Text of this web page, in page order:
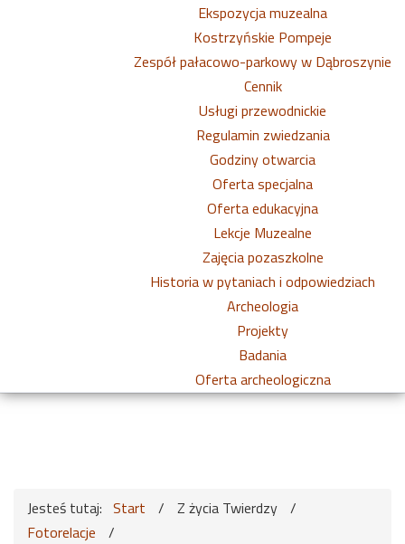
Ekspozycja muzealna
Kostrzyńskie Pompeje
Zespół pałacowo-parkowy w Dąbroszynie
Cennik
Usługi przewodnickie
Regulamin zwiedzania
Godziny otwarcia
Oferta specjalna
Oferta edukacyjna
Lekcje Muzealne
Zajęcia pozaszkolne
Historia w pytaniach i odpowiedziach
Archeologia
Projekty
Badania
Oferta archeologiczna
Jesteś tutaj: Start / Z życia Twierdzy /
Fotorelacje
/